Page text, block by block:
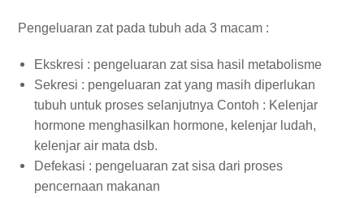
Pengeluaran zat pada tubuh ada 3 macam :
Ekskresi : pengeluaran zat sisa hasil metabolisme
Sekresi : pengeluaran zat yang masih diperlukan
tubuh untuk proses selanjutnya Contoh : Kelenjar
hormone menghasilkan hormone, kelenjar ludah,
kelenjar air mata dsb.
Defekasi : pengeluaran zat sisa dari proses
pencernaan makanan